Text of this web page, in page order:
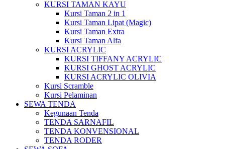
KURSI TAMAN KAYU
Kursi Taman 2 in 1
Kursi Taman Lipat (Magic)
Kursi Taman Extra
Kursi Taman Alfa
KURSI ACRYLIC
KURSI TIFFANY ACRYLIC
KURSI GHOST ACRYLIC
KURSI ACRYLIC OLIVIA
Kursi Scramble
Kursi Pelaminan
SEWA TENDA
Kegunaan Tenda
TENDA SARNAFIL
TENDA KONVENSIONAL
TENDA RODER